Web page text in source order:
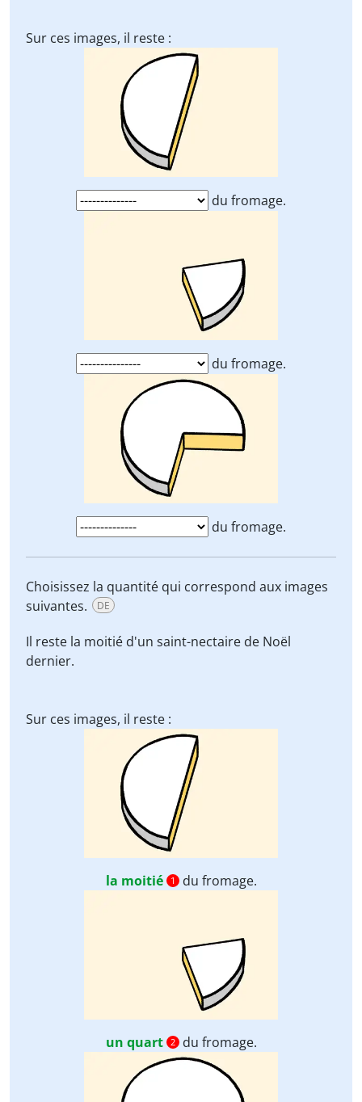
Sur ces images, il reste :
du fromage.
du fromage.
du fromage.
Choisissez la quantité qui correspond aux images
suivantes.
DE
Il reste la moitié d'un saint-nectaire de Noël
dernier.
Sur ces images, il reste :
la moitié 1 du fromage.
un quart 2 du fromage.